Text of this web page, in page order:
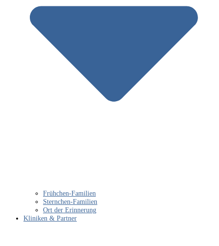
Frühchen-Familien
Sternchen-Familien
Ort der Erinnerung
Kliniken & Partner